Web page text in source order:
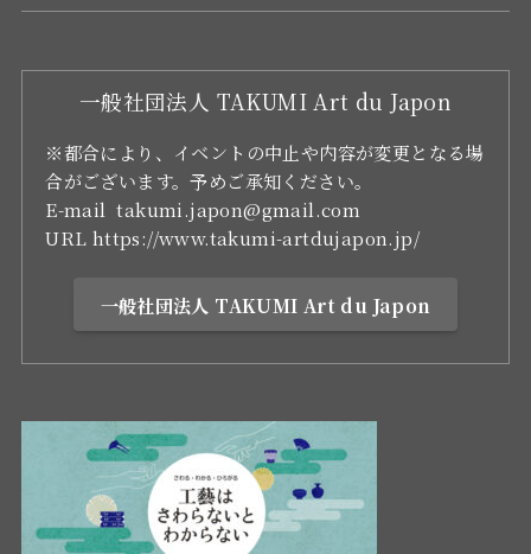
一般社団法人 TAKUMI Art du Japon
※都合により、イベントの中止や内容が変更となる場
合がございます。予めご承知ください。
E-mail takumi.japon@gmail.com
URL https://www.takumi-artdujapon.jp/
一般社団法人 TAKUMI Art du Japon